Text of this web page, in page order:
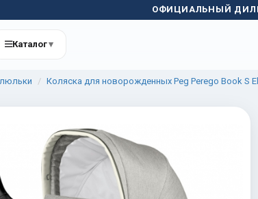
ОФИЦИАЛЬНЫЙ
Каталог▾
Коляска для новорожденных Peg Perego Book S